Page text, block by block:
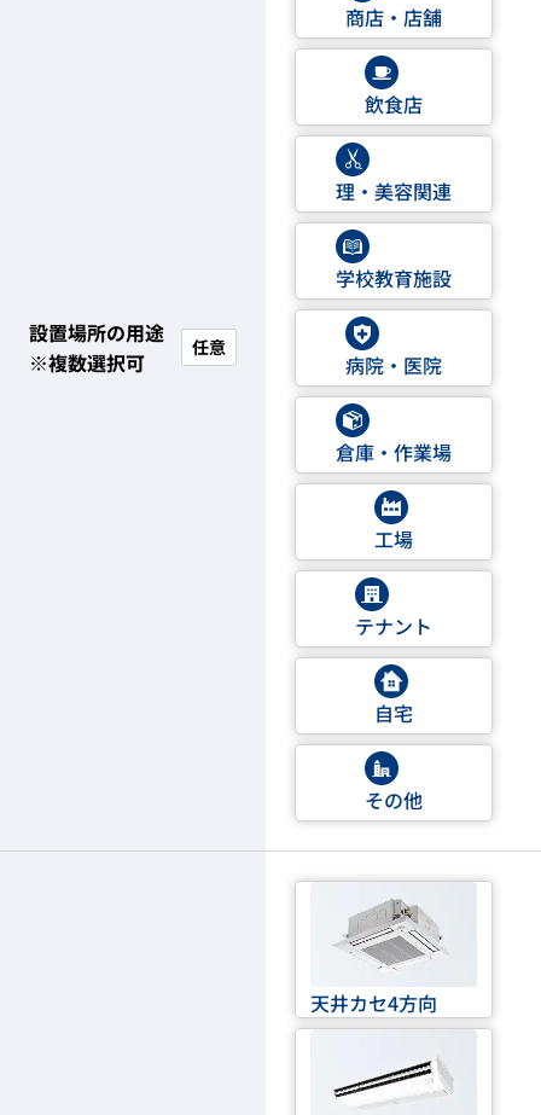
設置場所の用途
※複数選択可
任意
商店・店舗
飲食店
理・美容関連
学校教育施設
病院・医院
倉庫・作業場
工場
テナント
自宅
その他
天井カセ4方向